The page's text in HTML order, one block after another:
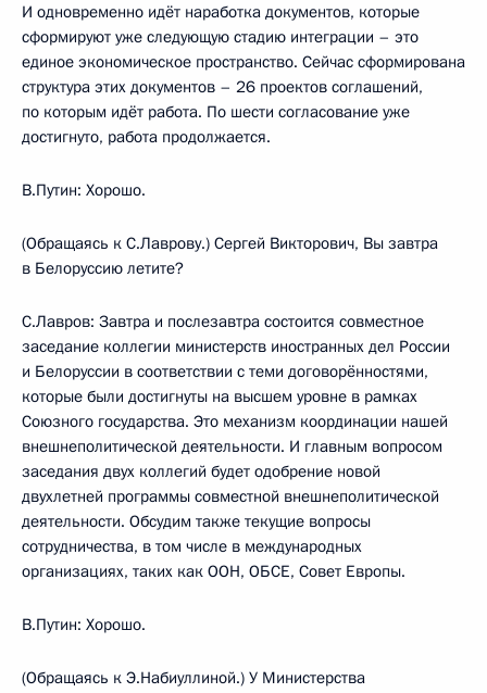
И одновременно идёт наработка документов, которые
сформируют уже следующую стадию интеграции – это
единое экономическое пространство. Сейчас сформирована
структура этих документов – 26 проектов соглашений,
по которым идёт работа. По шести согласование уже
достигнуто, работа продолжается.
В.Путин: Хорошо.
(Обращаясь к С.Лаврову.) Сергей Викторович, Вы завтра
в Белоруссию летите?
С.Лавров: Завтра и послезавтра состоится совместное
заседание коллегии министерств иностранных дел России
и Белоруссии в соответствии с теми договорённостями,
которые были достигнуты на высшем уровне в рамках
Союзного государства. Это механизм координации нашей
внешнеполитической деятельности. И главным вопросом
заседания двух коллегий будет одобрение новой
двухлетней программы совместной внешнеполитической
деятельности. Обсудим также текущие вопросы
сотрудничества, в том числе в международных
организациях, таких как ООН, ОБСЕ, Совет Европы.
В.Путин: Хорошо.
(Обращаясь к Э.Набиуллиной.) У Министерства